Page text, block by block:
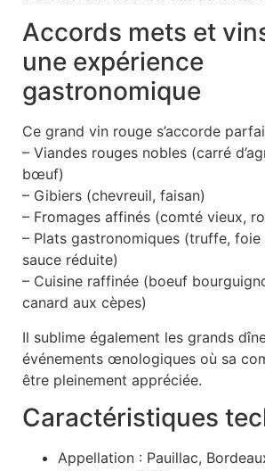
Accords mets et
une expérience
gastronomique
Ce grand vin rouge s’accorde
– Viandes rouges nobles (carré
bœuf)
– Gibiers (chevreuil, faisan)
– Fromages affinés (comté vieux,
– Plats gastronomiques (truffe, foie
sauce réduite)
– Cuisine raffinée (boeuf
canard aux cèpes)
Il sublime également les grands
événements œnologiques où sa
être pleinement appréciée.
Caractéristiques
Appellation : Pauillac,